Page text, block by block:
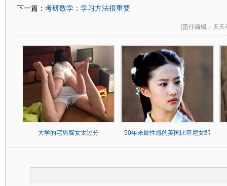
下一篇： 考研数学：学习方法很重要
(责任编辑 ：天
大学的宅男腐女太过分 50年来最性感的英国比基尼女郎